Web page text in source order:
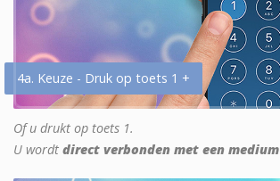
4a. Keuze - Druk op toets 1 +
Of u drukt op toets 1.
U wordt direct verbonden met een medium